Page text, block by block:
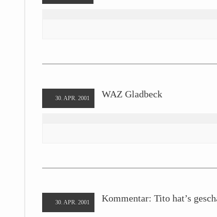
30. APR. 2001 WAZ Gladbeck
30. APR. 2001 Kommentar: Tito hat’s